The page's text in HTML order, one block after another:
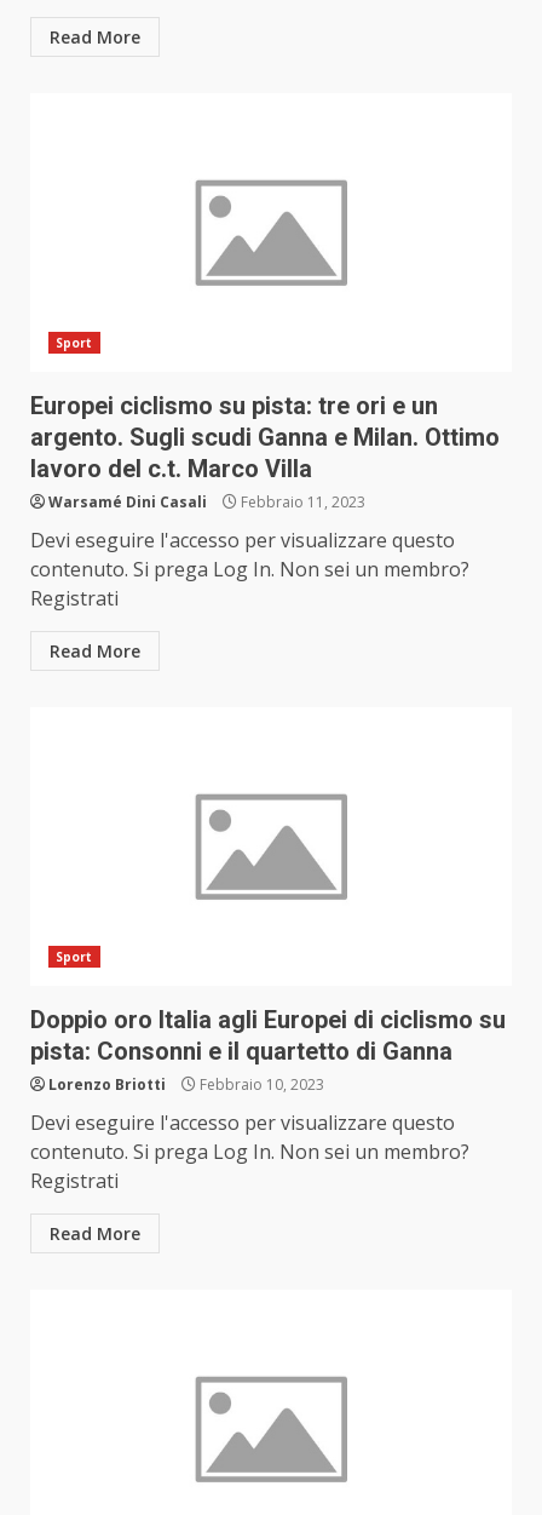
Read More
Sport
Europei ciclismo su pista: tre ori e un
argento. Sugli scudi Ganna e Milan. Ottimo
lavoro del c.t. Marco Villa
Warsamé Dini Casali Febbraio 11, 2023
Devi eseguire l'accesso per visualizzare questo
contenuto. Si prega Log In. Non sei un membro?
Registrati
Read More
Sport
Doppio oro Italia agli Europei di ciclismo su
pista: Consonni e il quartetto di Ganna
Lorenzo Briotti Febbraio 10, 2023
Devi eseguire l'accesso per visualizzare questo
contenuto. Si prega Log In. Non sei un membro?
Registrati
Read More